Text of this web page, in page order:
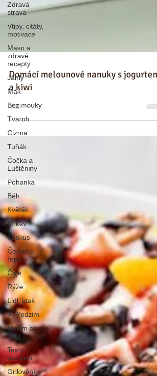
Zdravá
strava
Vtipy, citáty,
motivace
Maso a
zdravé
recepty
Jáhly
Mák
Bez mouky
Tvaroh
Cizrna
Tuňák
Čočka a
Luštěniny
Pohanka
Běh
Květák
Mrkev
Kuskus
Červená
řepa
Čaje
Rýže
Lidl letak
🍂 Podzim
Nevím co
vařit
Testy
potravin
Grilování
Domácí melounové nanuky s jogurtem
a kiwi